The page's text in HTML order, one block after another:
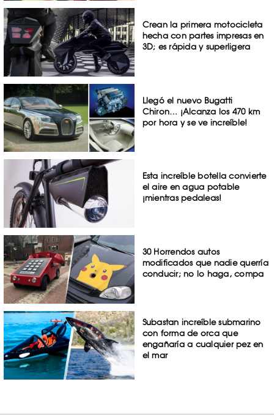
Crean la primera motocicleta
hecha con partes impresas en
3D; es rápida y superligera
Llegó el nuevo Bugatti
Chiron… ¡Alcanza los 470 km
por hora y se ve increíble!
Esta increíble botella convierte
el aire en agua potable
¡mientras pedaleas!
30 Horrendos autos
modificados que nadie querría
conducir; no lo haga, compa
Subastan increíble submarino
con forma de orca que
engañaría a cualquier pez en
el mar